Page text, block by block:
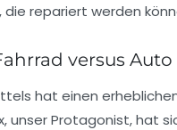
, die repariert werden
versus Auto
hat einen
unser Protagonist, hat